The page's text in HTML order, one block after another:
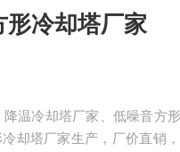
形冷却塔厂家
温冷却塔厂家、低噪音方
却塔厂家生产，厂价直销